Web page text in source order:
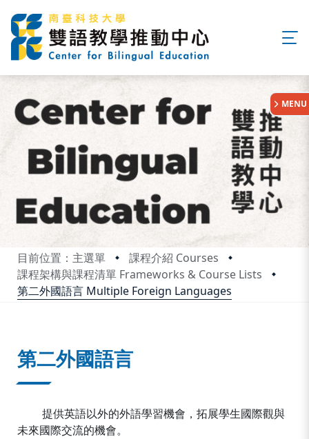
目前位置：主選單
課程介紹 Courses
課程架構與課程清單 Frameworks & Course Lists
第二外國語言 Multiple Foreign Languages
:::
MENU
第二外國語言
提供英語以外的外語學習機會，拓展學生國際觀與
未來國際交流的機會。